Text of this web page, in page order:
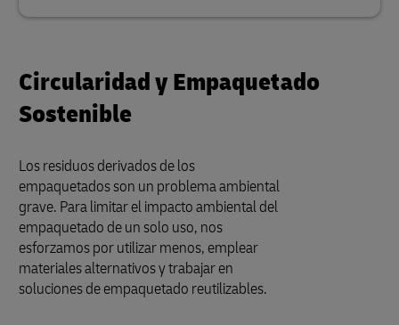
Circularidad y Empaquetado
Sostenible
Los residuos derivados de los
empaquetados son un problema ambiental
grave. Para limitar el impacto ambiental del
empaquetado de un solo uso, nos
esforzamos por utilizar menos, emplear
materiales alternativos y trabajar en
soluciones de empaquetado reutilizables.